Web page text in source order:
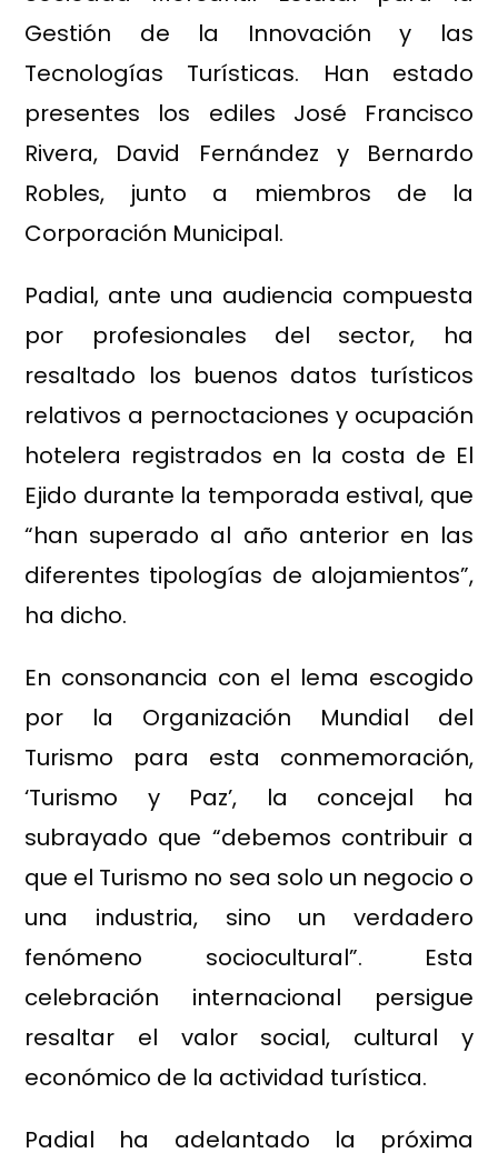
Gestión de la Innovación y las
Tecnologías Turísticas. Han estado
presentes los ediles José Francisco
Rivera, David Fernández y Bernardo
Robles, junto a miembros de la
Corporación Municipal.
Padial, ante una audiencia compuesta
por profesionales del sector, ha
resaltado los buenos datos turísticos
relativos a pernoctaciones y ocupación
hotelera registrados en la costa de El
Ejido durante la temporada estival, que
“han superado al año anterior en las
diferentes tipologías de alojamientos”,
ha dicho.
En consonancia con el lema escogido
por la Organización Mundial del
Turismo para esta conmemoración,
‘Turismo y Paz’, la concejal ha
subrayado que “debemos contribuir a
que el Turismo no sea solo un negocio o
una industria, sino un verdadero
fenómeno sociocultural”. Esta
celebración internacional persigue
resaltar el valor social, cultural y
económico de la actividad turística.
Padial ha adelantado la próxima